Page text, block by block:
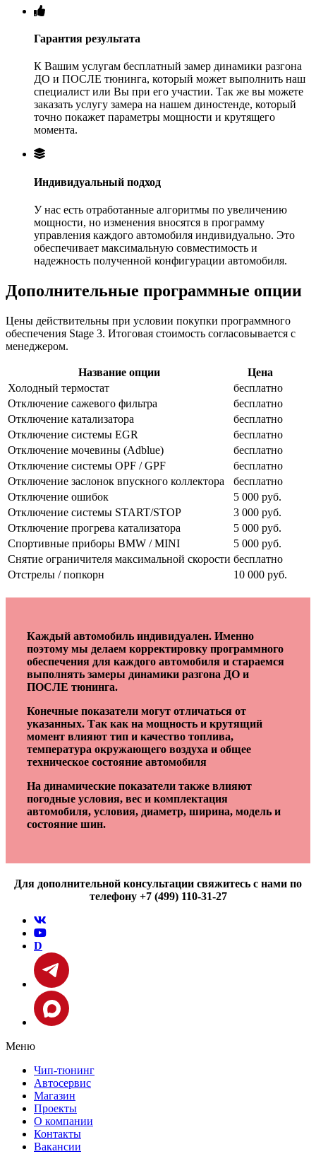
Гарантия результата
К Вашим услугам бесплатный замер динамики разгона
ДО и ПОСЛЕ тюнинга, который может выполнить наш
специалист или Вы при его участии. Так же вы можете
заказать услугу замера на нашем диностенде, который
точно покажет параметры мощности и крутящего
момента.
Индивидуальный подход
У нас есть отработанные алгоритмы по увеличению
мощности, но изменения вносятся в программу
управления каждого автомобиля индивидуально. Это
обеспечивает максимальную совместимость и
надежность полученной конфигурации автомобиля.
Дополнительные программные опции
Цены действительны при условии покупки программного
обеспечения Stage 3. Итоговая стоимость согласовывается с
менеджером.
Название опции
Цена
Холодный термостат
бесплатно
Отключение сажевого фильтра
бесплатно
Отключение катализатора
бесплатно
Отключение системы EGR
бесплатно
Отключение мочевины (Adblue)
бесплатно
Отключение системы OPF / GPF
бесплатно
Отключение заслонок впускного коллектора
бесплатно
Отключение ошибок
5 000 руб.
Отключение системы START/STOP
3 000 руб.
Отключение прогрева катализатора
5 000 руб.
Спортивные приборы BMW / MINI
5 000 руб.
Снятие ограничителя максимальной скорости бесплатно
Отстрелы / попкорн
10 000 руб.
Каждый автомобиль индивидуален. Именно
поэтому мы делаем корректировку программного
обеспечения для каждого автомобиля и стараемся
выполнять замеры динамики разгона ДО и
ПОСЛЕ тюнинга.
Конечные показатели могут отличаться от
указанных. Так как на мощность и крутящий
момент влияют тип и качество топлива,
температура окружающего воздуха и общее
техническое состояние автомобиля
На динамические показатели также влияют
погодные условия, вес и комплектация
автомобиля, условия, диаметр, ширина, модель и
состояние шин.
Для дополнительной консультации свяжитесь с нами по
телефону +7 (499) 110-31-27
D
Меню
Чип-тюнинг
Автосервис
Магазин
Проекты
О компании
Контакты
Вакансии